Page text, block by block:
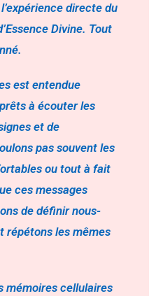
directe du
Divine. Tout
est entendue
à écouter les
et de
pas souvent les
ou tout à fait
ces messages
de définir nous-
répétons les mêmes
mémoires cellulaires